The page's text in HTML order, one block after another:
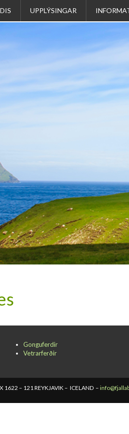
UPPLÝSINGAR
Gonguferdir
Vetrarferðir
1622 – 121 REYKJAVIK – ICELAND –